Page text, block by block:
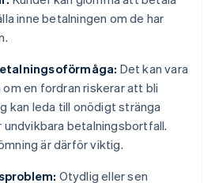
inne betalningen om de har
Det kan vara
en fordran riskerar att bli
kan leda till onödigt stränga
betalningsbortfall.
är därför viktig.
Otydlig eller sen